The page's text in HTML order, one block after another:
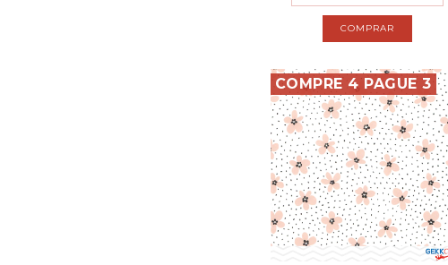
COMPRE 4 PAGUE 3